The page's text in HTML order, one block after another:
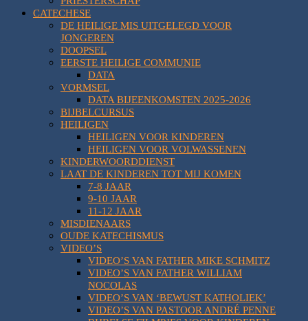
CATECHESE
DE HEILIGE MIS UITGELEGD VOOR
JONGEREN
DOOPSEL
EERSTE HEILIGE COMMUNIE
DATA
VORMSEL
DATA BIJEENKOMSTEN 2025-2026
BIJBELCURSUS
HEILIGEN
HEILIGEN VOOR KINDEREN
HEILIGEN VOOR VOLWASSENEN
KINDERWOORDDIENST
LAAT DE KINDEREN TOT MIJ KOMEN
7-8 JAAR
9-10 JAAR
11-12 JAAR
MISDIENAARS
OUDE KATECHISMUS
VIDEO’S
VIDEO’S VAN FATHER MIKE SCHMITZ
VIDEO’S VAN FATHER WILLIAM
NOCOLAS
VIDEO’S VAN ‘BEWUST KATHOLIEK’
VIDEO’S VAN PASTOOR ANDRÉ PENNE